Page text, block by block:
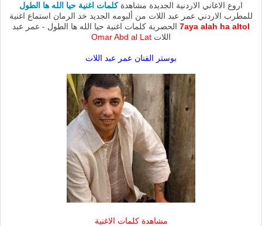
اروع الاغاني الاردنية الجديدة مشاهدةكلمات اغنية حيا الله ها الطول
للمطرب الاردني عمر عبد اللات من ألبومه الجديد خد الرمان استماع اغنية
7aya alah ha altol الحصرية كلمات اغنية حيا الله ها الطول - عمر عبد
اللات Omar Abd al Lat
بوستر الفنان عمر عبد اللات
مشاهدة كلمات الاغنية